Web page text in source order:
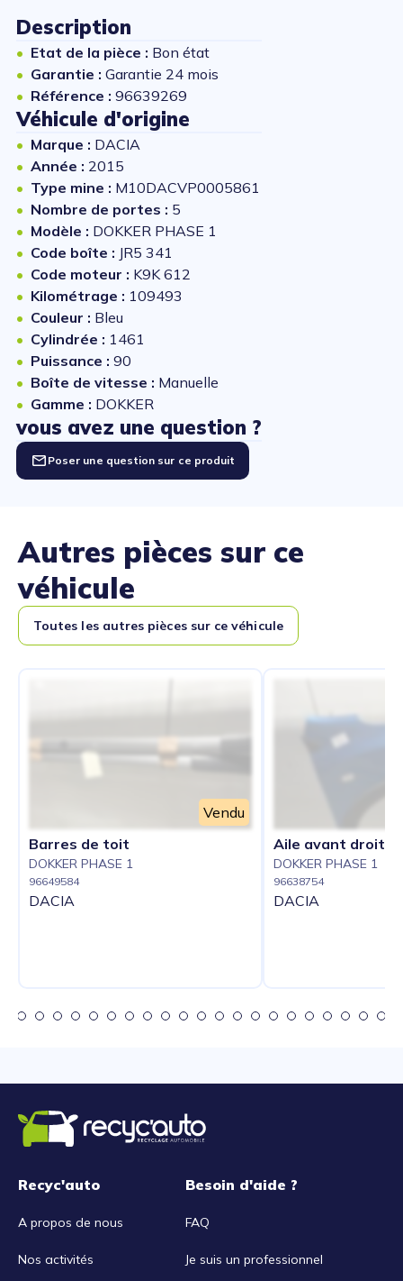
Description
Etat de la pièce : Bon état
Garantie : Garantie 24 mois
Référence : 96639269
Véhicule d'origine
Marque : DACIA
Année : 2015
Type mine : M10DACVP0005861
Nombre de portes : 5
Modèle : DOKKER PHASE 1
Code boîte : JR5 341
Code moteur : K9K 612
Kilométrage : 109493
Couleur : Bleu
Cylindrée : 1461
Puissance : 90
Boîte de vitesse : Manuelle
Gamme : DOKKER
vous avez une question ?
Poser une question sur ce produit
Autres pièces sur ce
véhicule
Toutes les autres pièces sur ce véhicule
Vendu
Barres de toit
DOKKER PHASE 1
96649584
DACIA
Aile avant droit
DOKKER PHASE 1
96638754
DACIA
Recyc'auto
A propos de nous
Nos activités
Besoin d'aide ?
FAQ
Je suis un professionnel